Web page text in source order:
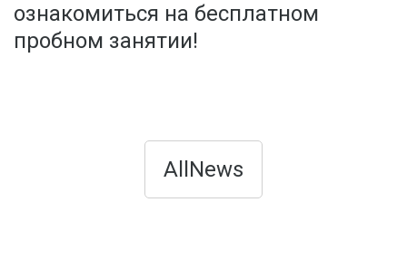
ознакомиться на бесплатном
пробном занятии!
AllNews